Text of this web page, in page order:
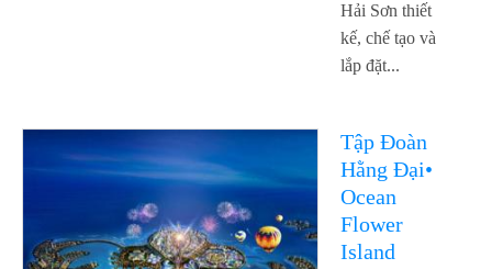
Hải Sơn thiết
kế, chế tạo và
lắp đặt...
Tập Đoàn
Hằng Đại•
Ocean
Flower
Island